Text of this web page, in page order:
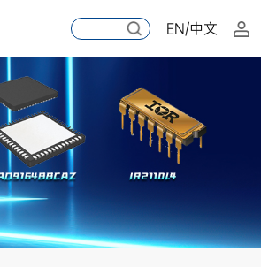
EN/中文